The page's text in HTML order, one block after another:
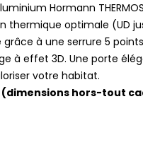
Hormann
optimale (UD
à une serrure 5
à effet 3D. Une porte
votre habitat.
(dimensions hors-tout